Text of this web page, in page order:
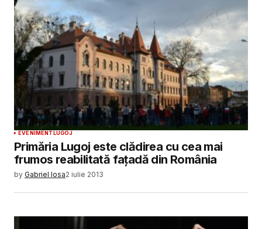
EVENIMENTLUGOJ
Primăria Lugoj este clădirea cu cea mai
frumos reabilitată fațadă din România
by Gabriel Iosa2 iulie 2013